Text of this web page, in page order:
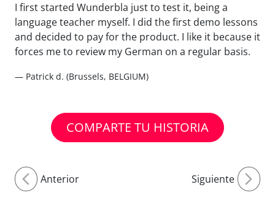
I first started Wunderbla just to test it, being a
language teacher myself. I did the first demo lessons
and decided to pay for the product. I like it because it
forces me to review my German on a regular basis.
— Patrick d. (Brussels, BELGIUM)
COMPARTE TU HISTORIA
Anterior Siguiente